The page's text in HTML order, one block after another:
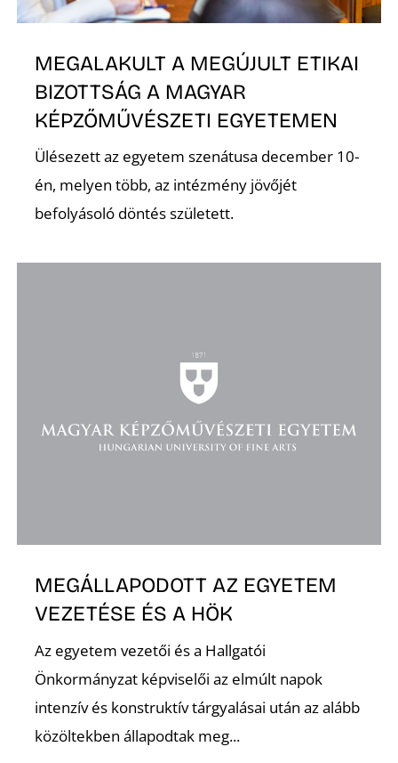
MEGALAKULT A MEGÚJULT ETIKAI
BIZOTTSÁG A MAGYAR
KÉPZŐMŰVÉSZETI EGYETEMEN
Ülésezett az egyetem szenátusa december 10-
én, melyen több, az intézmény jövőjét
befolyásoló döntés született.
MEGÁLLAPODOTT AZ EGYETEM
VEZETÉSE ÉS A HÖK
Az egyetem vezetői és a Hallgatói
Önkormányzat képviselői az elmúlt napok
intenzív és konstruktív tárgyalásai után az alább
közöltekben állapodtak meg...